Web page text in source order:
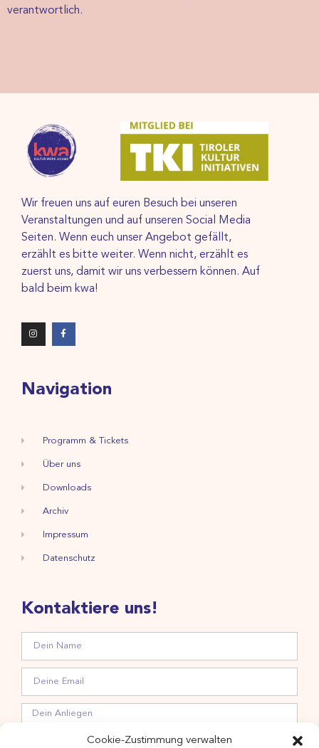
Cookie-Zustimmung verwalten
verantwortlich.
Wir freuen uns auf euren Besuch bei unseren
Veranstaltungen und auf unseren Social Media
Seiten. Wenn euch unser Angebot gefällt,
erzählt es bitte weiter. Wenn nicht, erzählt es
zuerst uns, damit wir uns verbessern können. Auf
bald beim kwa!
Navigation
Programm & Tickets
Über uns
Downloads
Archiv
Impressum
Datenschutz
Kontaktiere uns!